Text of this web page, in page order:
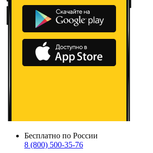
Бесплатно по России
8 (800) 500-35-76